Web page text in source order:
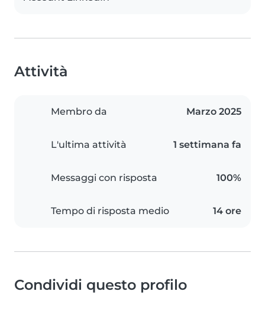
Attività
Membro da Marzo 2025
L'ultima attività 1 settimana fa
Messaggi con risposta 100%
Tempo di risposta medio 14 ore
Condividi questo profilo